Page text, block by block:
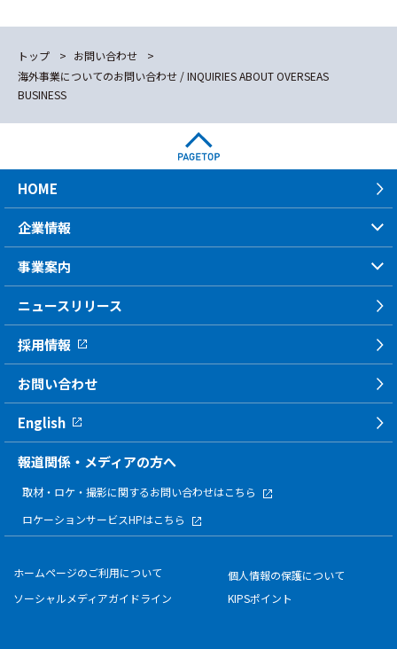
トップ
お問い合わせ
海外事業についてのお問い合わせ / INQUIRIES ABOUT OVERSEAS
BUSINESS
HOME
企業情報
事業案内
ニュースリリース
採用情報
お問い合わせ
English
報道関係・メディアの方へ
取材・ロケ・撮影に関するお問い合わせはこちら
ロケーションサービスHPはこちら
ホームページのご利用について
個人情報の保護について
ソーシャルメディアガイドライン
KIPSポイント